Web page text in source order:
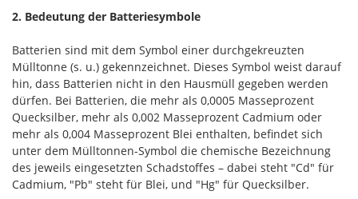
2. Bedeutung der Batteriesymbole
Batterien sind mit dem Symbol einer durchgekreuzten
Mülltonne (s. u.) gekennzeichnet. Dieses Symbol weist darauf
hin, dass Batterien nicht in den Hausmüll gegeben werden
dürfen. Bei Batterien, die mehr als 0,0005 Masseprozent
Quecksilber, mehr als 0,002 Masseprozent Cadmium oder
mehr als 0,004 Masseprozent Blei enthalten, befindet sich
unter dem Mülltonnen-Symbol die chemische Bezeichnung
des jeweils eingesetzten Schadstoffes – dabei steht "Cd" für
Cadmium, "Pb" steht für Blei, und "Hg" für Quecksilber.